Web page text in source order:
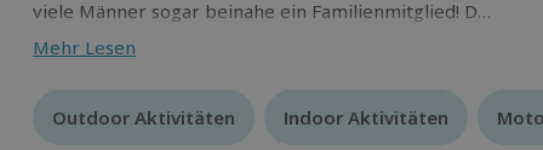
viele Männer sogar beinahe ein Familienmitglied! Da
möchte Man(n) natürlich auch ein extra cooles
Geschenk mitbringen, wenn sich ein Anlass dazu
Geschenkideen für deinen besten Kumpel,egal zu
Mehr Lesen
Outdoor Aktivitäten
Outdoor Aktivitäten Indoor Aktivitäten
Indoor Aktivitäten